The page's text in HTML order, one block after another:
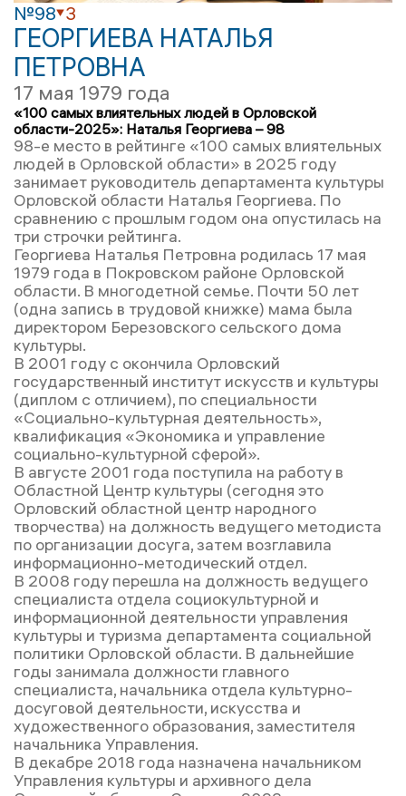
№98 3
ГЕОРГИЕВА НАТАЛЬЯ
ПЕТРОВНА
17 мая 1979 года
«100 самых влиятельных людей в Орловской
области-2025»: Наталья Георгиева – 98
98-е место в рейтинге «100 самых влиятельных
людей в Орловской области» в 2025 году
занимает руководитель департамента культуры
Орловской области Наталья Георгиева. По
сравнению с прошлым годом она опустилась на
три строчки рейтинга.
Георгиева Наталья Петровна родилась 17 мая
1979 года в Покровском районе Орловской
области. В многодетной семье. Почти 50 лет
(одна запись в трудовой книжке) мама была
директором Березовского сельского дома
культуры.
В 2001 году с окончила Орловский
государственный институт искусств и культуры
(диплом с отличием), по специальности
«Социально-культурная деятельность»,
квалификация «Экономика и управление
социально-культурной сферой».
В августе 2001 года поступила на работу в
Областной Центр культуры (сегодня это
Орловский областной центр народного
творчества) на должность ведущего методиста
по организации досуга, затем возглавила
информационно-методический отдел.
В 2008 году перешла на должность ведущего
специалиста отдела социокультурной и
информационной деятельности управления
культуры и туризма департамента социальной
политики Орловской области. В дальнейшие
годы занимала должности главного
специалиста, начальника отдела культурно-
досуговой деятельности, искусства и
художественного образования, заместителя
начальника Управления.
В декабре 2018 года назначена начальником
Управления культуры и архивного дела